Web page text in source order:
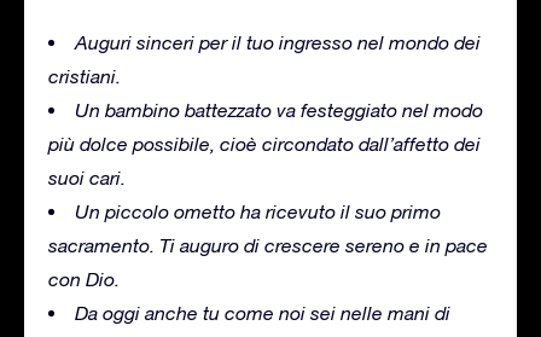
Auguri sinceri per il tuo ingresso nel mondo dei
cristiani.
Un bambino battezzato va festeggiato nel modo
più dolce possibile, cioè circondato dall’affetto dei
suoi cari.
Un piccolo ometto ha ricevuto il suo primo
sacramento. Ti auguro di crescere sereno e in pace
con Dio.
Da oggi anche tu come noi sei nelle mani di